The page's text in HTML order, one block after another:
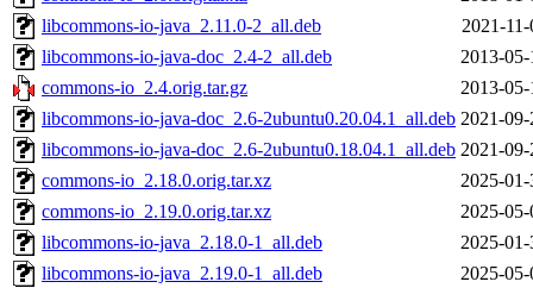
libcommons-io-java_2.11.0-2_all.deb
2021-
libcommons-io-java-doc_2.4-2_all.deb
2013-
commons-io_2.4.orig.tar.gz
2013-
libcommons-io-java-doc_2.6-2ubuntu0.20.04.1_all.deb 2021-
libcommons-io-java-doc_2.6-2ubuntu0.18.04.1_all.deb 2021-
commons-io_2.18.0.orig.tar.xz
2025-
commons-io_2.19.0.orig.tar.xz
2025-
libcommons-io-java_2.18.0-1_all.deb
2025-
libcommons-io-java_2.19.0-1_all.deb
2025-